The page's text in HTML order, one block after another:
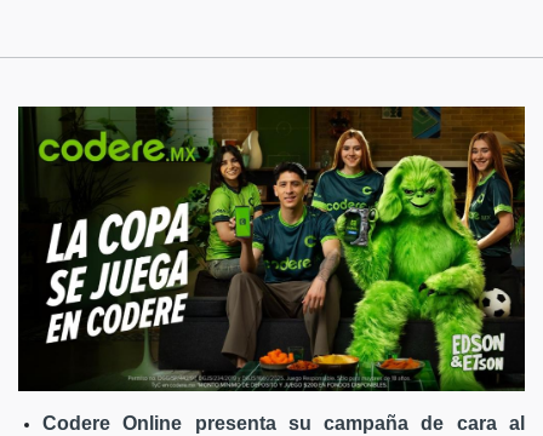
Codere Online presenta su campaña de cara al